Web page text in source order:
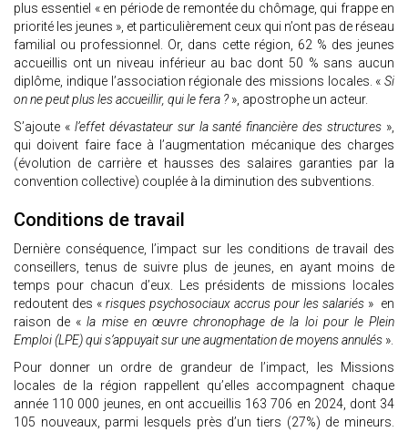
plus essentiel « en période de remontée du chômage, qui frappe en
priorité les jeunes », et particulièrement ceux qui n’ont pas de réseau
familial ou professionnel. Or, dans cette région, 62 % des jeunes
accueillis ont un niveau inférieur au bac dont 50 % sans aucun
diplôme, indique l’association régionale des missions locales. « Si
on ne peut plus les accueillir, qui le fera ?», apostrophe un acteur.
S’ajoute «l’effet dévastateur sur la santé financière des structures »,
qui doivent faire face à l’augmentation mécanique des charges
(évolution de carrière et hausses des salaires garanties par la
convention collective) couplée à la diminution des subventions.
Conditions de travail
Dernière conséquence, l’impact sur les conditions de travail des
conseillers, tenus de suivre plus de jeunes, en ayant moins de
temps pour chacun d’eux. Les présidents de missions locales
redoutent des « risques psychosociaux accrus pour les salariés » en
raison de « la mise en œuvre chronophage de la loi pour le Plein
Emploi (LPE) qui s’appuyait sur une augmentation de moyens annulés ».
Pour donner un ordre de grandeur de l’impact, les Missions
locales de la région rappellent qu’elles accompagnent chaque
année 110 000 jeunes, en ont accueillis 163 706 en 2024, dont 34
105 nouveaux, parmi lesquels près d’un tiers (27%) de mineurs.